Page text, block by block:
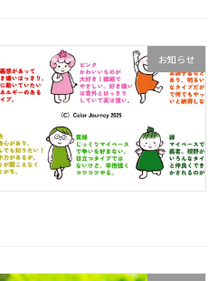
お知らせ